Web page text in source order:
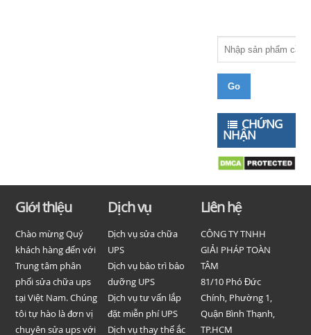
CHỨNG
NHẬN
Giới thiệu
Chào mừng Quý
khách hàng đến với
Trung tâm phân
phối sửa chữa ups
tại Việt Nam. Chúng
tôi tự hào là đơn vị
chuyên sửa ups với
Dịch vụ
Dịch vụ sửa chữa
UPS
Dịch vụ bảo trì bảo
dưỡng UPS
Dịch vụ tư vấn lắp
đặt miễn phí UPS
Dịch vụ thay thế ắc
Liên hệ
CÔNG TY TNHH
GIẢI PHÁP TOÀN
TÂM
81/10 Phó Đức
Chính, Phường 1,
Quận Bình Thạnh,
TP.HCM